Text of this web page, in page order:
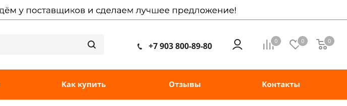
0 0 0
+7 903 800-89-80
Как купить Отзывы Контакты